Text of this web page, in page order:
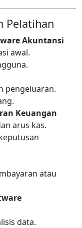
Pelatihan
Akuntansi
awal.
pengeluaran.
Keuangan
arus kas.
atau
data.